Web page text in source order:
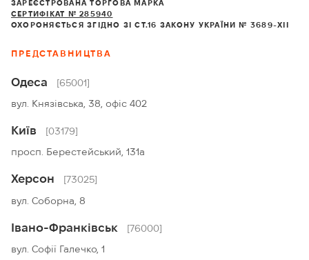
ЗАРЕЄСТРОВАНА ТОРГОВА МАРКА
СЕРТИФІКАТ № 285940
ОХОРОНЯЄТЬСЯ ЗГІДНО ЗІ СТ.16 ЗАКОНУ УКРАЇНИ № 3689-XII
ПРЕДСТАВНИЦТВА
Одеса
[65001]
вул. Князівська, 38, офіс 402
Київ
[03179]
просп. Берестейський, 131а
Херсон
[73025]
вул. Соборна, 8
Івано-Франківськ
[76000]
вул. Софії Галечко, 1